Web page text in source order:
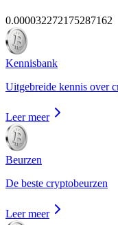
0.000032272175287162
Kennisbank
Uitgebreide kennis over
Leer meer
Beurzen
De beste cryptobeurzen
Leer meer